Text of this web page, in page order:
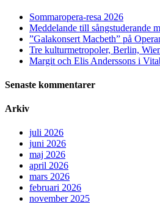
Sommaropera-resa 2026
Meddelande till sångstuderande
”Galakonsert Macbeth” på
Tre kulturmetropoler, Berlin,
Margit och Elis Anderssons i
Senaste kommentarer
Arkiv
juli 2026
juni 2026
maj 2026
april 2026
mars 2026
februari 2026
november 2025